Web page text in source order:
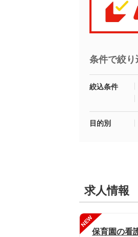
条件で絞り
絞込条件
目的別
求人情報
NEW
保育園の看